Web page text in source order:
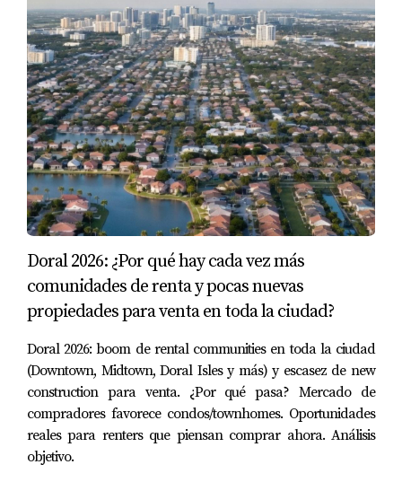
comercial gracias a su ubicación estratégica cerca del
aeropuerto y su infraestructura moderna.
¿Cómo puedo empezar mi búsqueda de
propiedades en Doral?
Lo mejor es contactar a un agente inmobiliario local
como Mariana Romero, quien puede guiarte a través del
proceso y ayudarte a encontrar la propiedad ideal según
tus necesidades. Recuerda que tu nuevo hogar o
inversión te espera en Doral; ¡no dudes más! Contacta
hoy mismo a Mariana Romero para comenzar tu viaje
hacia la propiedad perfecta.
Doral 2026: ¿Por qué hay cada vez más
comunidades de renta y pocas nuevas
propiedades para venta en toda la ciudad?
Doral 2026: boom de rental communities en toda la ciudad
(Downtown, Midtown, Doral Isles y más) y escasez de new
construction para venta. ¿Por qué pasa? Mercado de
compradores favorece condos/townhomes. Oportunidades
reales para renters que piensan comprar ahora. Análisis
objetivo.